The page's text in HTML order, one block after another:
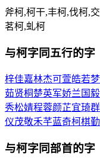
斧柯,柯干,丰柯,伐柯,
茗柯,虬柯
与柯字同五行的字
梓佳嘉林杰可萱皓若梦
茹贤桐 楚英军娇兰 国毅
秀松婧程蓉颜芷宜琦群
仪茂敬禾芊蓝奇柯棋勤
与柯字同部首的字